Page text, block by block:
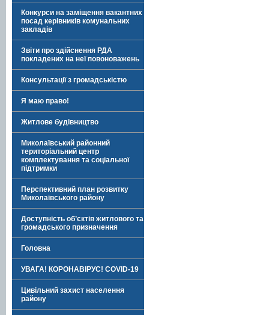
Конкурси на заміщення вакантних
посад керівників комунальних
закладів
Звіти про здійснення РДА
покладених на неї повоноважень
Консультації з громадськістю
Я маю право!
Житлове будівництво
Миколаївський районний
територіальний центр
комплектування та соціальної
підтримки
Перспективний план розвитку
Миколаївського району
Доступність об’єктів житлового та
громадського призначення
Головна
УВАГА! КОРОНАВІРУС! COVID-19
Цивільний захист населення
району